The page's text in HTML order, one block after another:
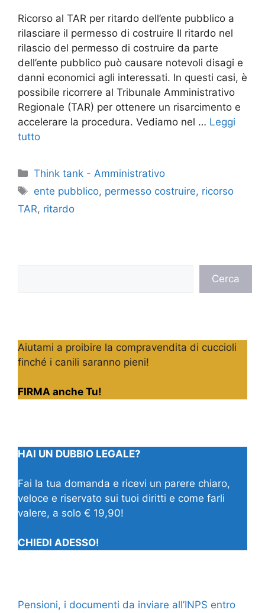
Ricorso al TAR per ritardo dell’ente pubblico a
rilasciare il permesso di costruire Il ritardo nel
rilascio del permesso di costruire da parte
dell’ente pubblico può causare notevoli disagi e
danni economici agli interessati. In questi casi, è
possibile ricorrere al Tribunale Amministrativo
Regionale (TAR) per ottenere un risarcimento e
accelerare la procedura. Vediamo nel … Leggi
tutto
Categorie
Think tank - Amministrativo
Tag
ente pubblico, permesso costruire, ricorso
TAR, ritardo
Cerca
Aiutami a proibire la compravendita di cuccioli
finché i canili saranno pieni!
FIRMA anche Tu!
HAI UN DUBBIO LEGALE?
Fai la tua domanda e ricevi un parere chiaro,
veloce e riservato sui tuoi diritti e come farli
valere, a solo € 19,90!
CHIEDI ADESSO!
Pensioni, i documenti da inviare all’INPS entro